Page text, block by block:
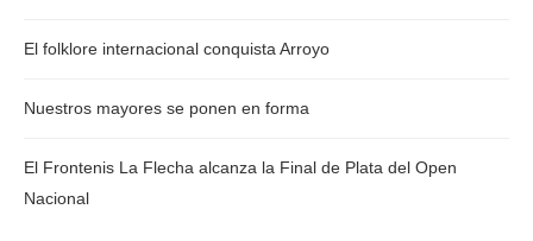
El folklore internacional conquista Arroyo
Nuestros mayores se ponen en forma
El Frontenis La Flecha alcanza la Final de Plata del Open
Nacional